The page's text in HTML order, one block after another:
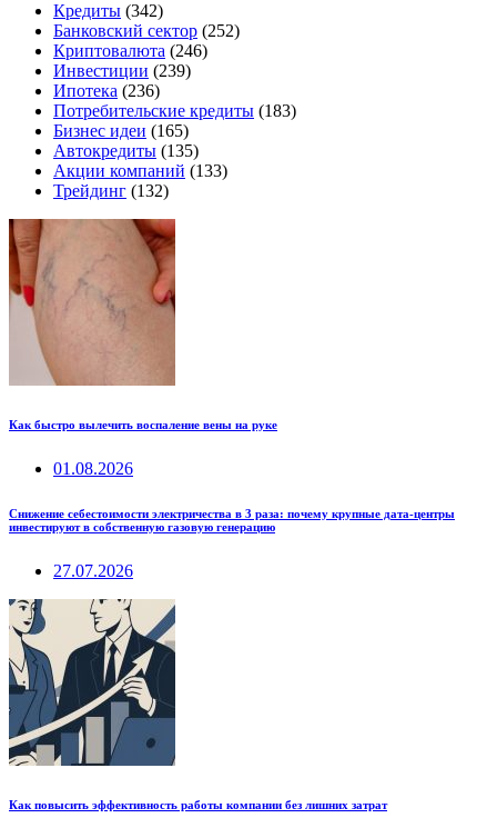
Кредиты (342)
Банковский сектор (252)
Криптовалюта (246)
Инвестиции (239)
Ипотека (236)
Потребительские кредиты (183)
Бизнес идеи (165)
Автокредиты (135)
Акции компаний (133)
Трейдинг (132)
Как быстро вылечить воспаление вены на руке
01.08.2026
Снижение себестоимости электричества в 3 раза: почему крупные дата-центры
инвестируют в собственную газовую генерацию
27.07.2026
Как повысить эффективность работы компании без лишних затрат